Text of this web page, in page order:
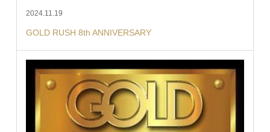
2024.11.19
GOLD RUSH 8th ANNIVERSARY